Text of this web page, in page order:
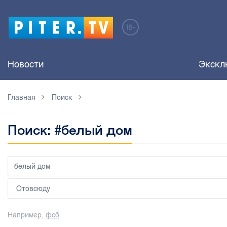
Новости
Главная Поиск
Поиск: #белый дом
Например, фсб